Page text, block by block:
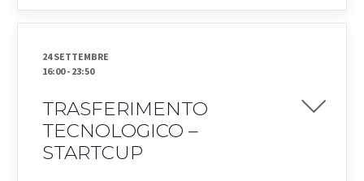
24 SETTEMBRE
16:00- 23:50
TRASFERIMENTO
TECNOLOGICO –
STARTCUP